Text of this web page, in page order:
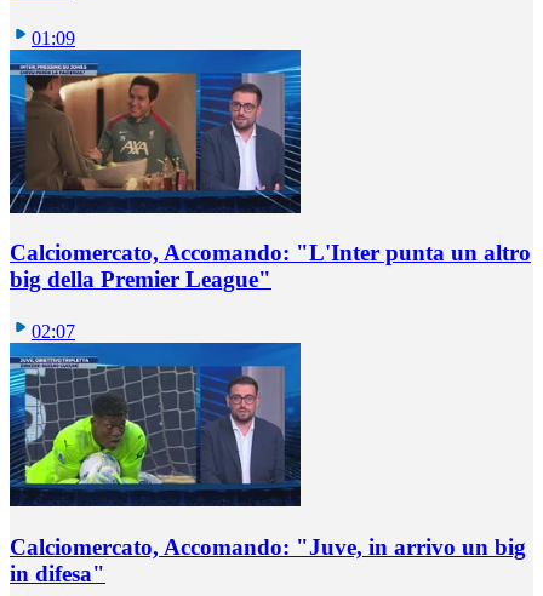
01:09
Calciomercato, Accomando: "L'Inter punta un altro
big della Premier League"
02:07
Calciomercato, Accomando: "Juve, in arrivo un big
in difesa"